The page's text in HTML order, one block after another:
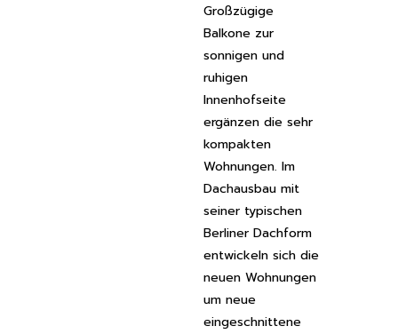
Großzügige
Balkone zur
sonnigen und
ruhigen
Innenhofseite
ergänzen die sehr
kompakten
Wohnungen. Im
Dachausbau mit
seiner typischen
Berliner Dachform
entwickeln sich die
neuen Wohnungen
um neue
eingeschnittene